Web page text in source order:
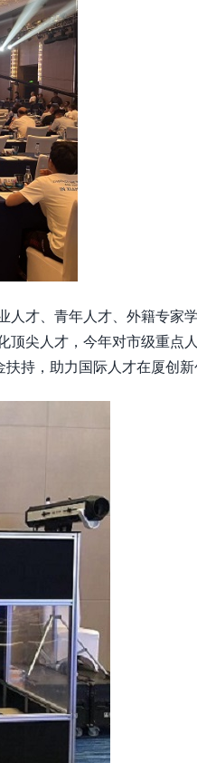
人才、青年人才、外籍专家
顶尖人才，今年对市级重点
扶持，助力国际人才在厦创